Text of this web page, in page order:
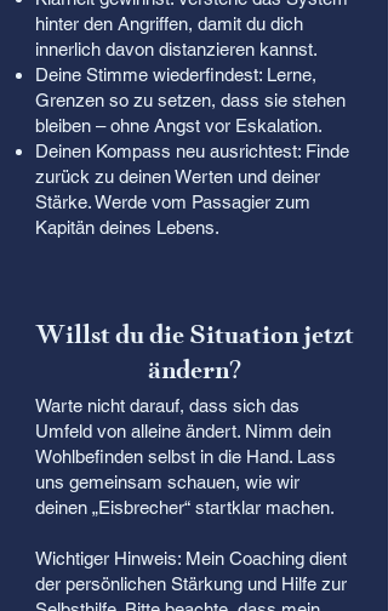
hinter den Angriffen, damit du dich
innerlich davon distanzieren kannst.
Deine Stimme wiederfindest: Lerne,
Grenzen so zu setzen, dass sie stehen
bleiben – ohne Angst vor Eskalation.
Deinen Kompass neu ausrichtest: Finde
zurück zu deinen Werten und deiner
Stärke. Werde vom Passagier zum
Kapitän deines Lebens.​
Willst du die Situation jetzt
ändern?
Warte nicht darauf, dass sich das
Umfeld von alleine ändert. Nimm dein
Wohlbefinden selbst in die Hand. Lass
uns gemeinsam schauen, wie wir
deinen „Eisbrecher“ startklar machen.
Wichtiger Hinweis: Mein Coaching dient
der persönlichen Stärkung und Hilfe zur